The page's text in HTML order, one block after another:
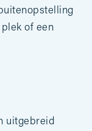
of een
uitgebreid